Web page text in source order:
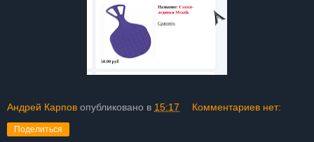
Андрей Карпов опубликовано в 15:17 Комментариев нет:
Поделиться